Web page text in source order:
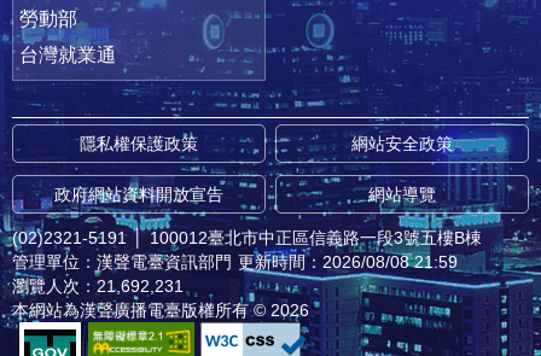
勞動部
台灣就業通
隱私權保護政策 網站安全政策
政府網站資料開放宣告 網站導覽
(02)2321-5191 │ 100012臺北市中正區信義路一段3號五樓B棟
管理單位：漢聲電臺資訊部門 更新時間：2026/08/08 21:59
瀏覽人次：21,692,231
本網站為漢聲廣播電臺版權所有 © 2026